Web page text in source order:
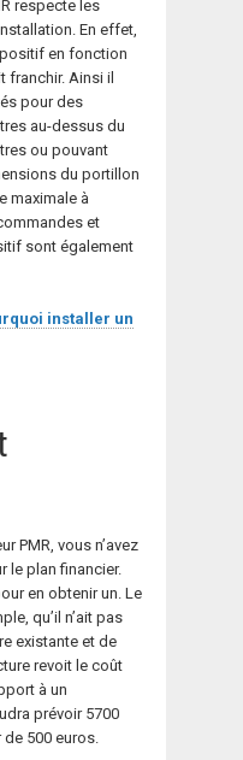
respecte les
En effet,
en fonction
franchir. Ainsi il
pour des
au-dessus du
ou pouvant
du portillon
maximale à
et
sont également
installer un
PMR, vous n’avez
le plan financier.
en obtenir un. Le
qu’il n’ait pas
existante et de
revoit le coût
à un
prévoir 5700
500 euros.